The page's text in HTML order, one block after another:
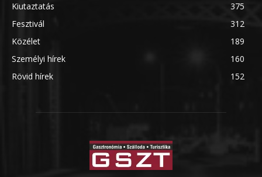
Kiutaztatás
375
Fesztivál
312
Közélet
189
Személyi hírek
160
Rövid hírek
152